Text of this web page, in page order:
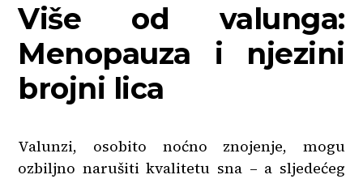
Više od valunga:
Menopauza i njezini
brojni lica
Valunzi, osobito noćno znojenje, mogu
ozbiljno narušiti kvalitetu sna – a sljedećeg